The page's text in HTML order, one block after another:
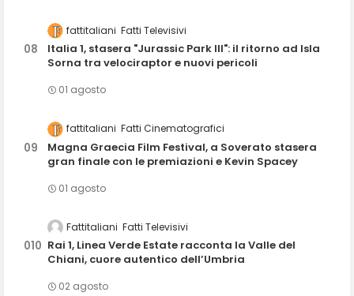
fattitaliani Fatti Televisivi
Italia 1, stasera "Jurassic Park III": il ritorno ad Isla
Sorna tra velociraptor e nuovi pericoli
01 agosto
fattitaliani Fatti Cinematografici
Magna Graecia Film Festival, a Soverato stasera
gran finale con le premiazioni e Kevin Spacey
01 agosto
Fattitaliani Fatti Televisivi
Rai 1, Linea Verde Estate racconta la Valle del
Chiani, cuore autentico dell’Umbria
02 agosto